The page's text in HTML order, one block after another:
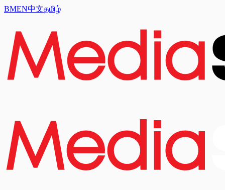
BMEN中文தமிழ்